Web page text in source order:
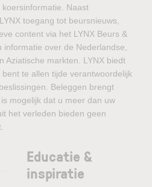
Naast
toegang tot beursnieuws,
content via het LYNX Beurs &
over de Nederlandse,
Aziatische markten. LYNX biedt
te allen tijde verantwoordelijk
Beleggen brengt
mogelijk dat u meer dan uw
het verleden bieden geen
Educatie &
inspiratie